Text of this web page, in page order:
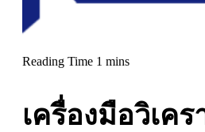
เครื่องมือวิเค